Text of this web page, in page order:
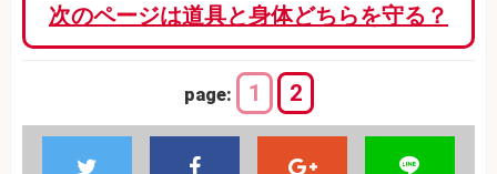
次のページは道具と身体どちらを守る？
page: 1 2